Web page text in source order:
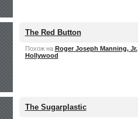
The Red Button
Похож на Roger Joseph Manning, Jr.
Hollywood
The Sugarplastic